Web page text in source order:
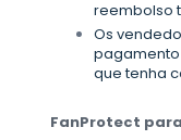
reembolso
Os
pagamento
que tenha
FanProtect